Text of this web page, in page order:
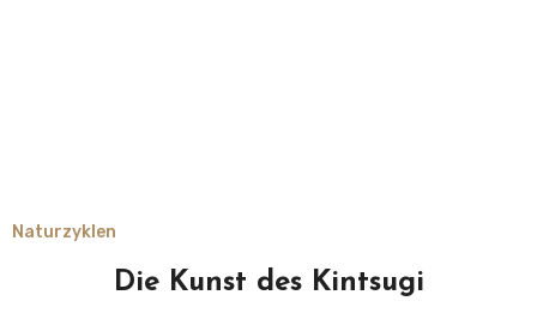
Naturzyklen
Die Kunst des Kintsugi